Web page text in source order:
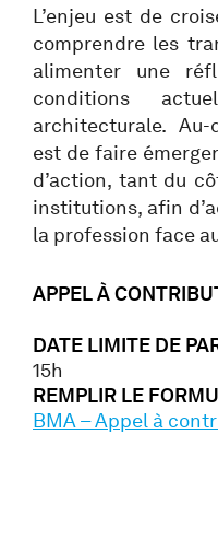
L’enjeu est de
comprendre les
alimenter une
conditions
architecturale. Au-
est de faire
d’action, tant du
institutions, afin
la profession face
APPEL À
DATE LIMITE DE
15h
REMPLIR LE
BMA – Appel à